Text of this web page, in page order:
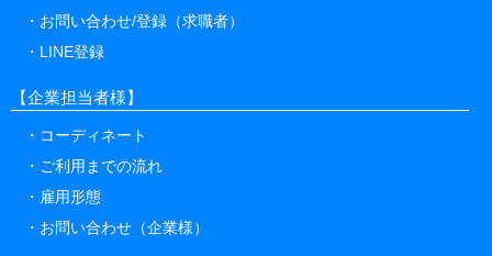
お問い合わせ/登録（求職者）
LINE登録
【企業担当者様】
コーディネート
ご利用までの流れ
雇用形態
お問い合わせ（企業様）